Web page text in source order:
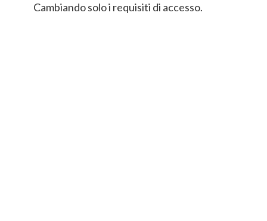
Cambiando solo i requisiti di accesso.